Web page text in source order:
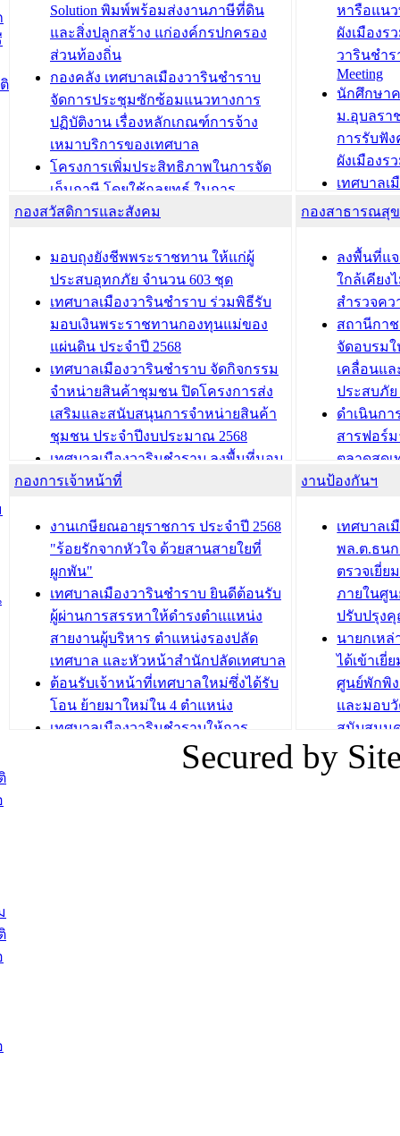
สำนักทะเบียนท้องถิ่นเทศบาลเมือง
วารินชำราบ ดำเนินการมอบทะเบียน
บ้าน ทร.14 และบัตรประจำตัว
ประชาชนบุคคลประเภท 8 แก่บุคคลที่
ได้รับการเพิ่มชื่อในทะเบียนบ้าน
(ท.ร.14) กรณีคนไม่มีสัญชาติไทยได้รับ
อนุญาตให้มีถิ่นที่อยู่
ประชุมคณะกรรมการประเมินผลการ
ควบคุมภายในของ สำนัก/กอง/
โรงเรียน/ศูนย์พัฒนาเด็กเล็ก/สถานธนา
บทความ อื่นๆ ...
ชีวา สร้า
ขับเคลื่อน
“เมืองแห่
บทความ อื่นๆ ...
Solution พิมพ์พร้อมส่งงานภาษีที่ดิน
และสิ่งปลูกสร้าง แก่องค์กรปกครอง
ส่วนท้องถิ่น
กองคลัง เทศบาลเมืองวารินชำราบ
จัดการประชุมซักซ้อมแนวทางการ
ปฏิบัติงาน เรื่องหลักเกณฑ์การจ้าง
เหมาบริการของเทศบาล
โครงการเพิ่มประสิทธิภาพในการจัด
เก็บภาษี โดยใช้กลยุทธ์ ในการ
พัฒนาการจัดเก็บรายได้ ประจำปี พ.ศ.
เทศบาลเมืองวารินชำราบ ร่วมการ
ประชุมวิชาการระดับนานาชาติและ
นิทรรศการด้านนวัตกรรมท้องถิ่น 2568
และรับรางวัลทีมนักวิจัยดีเด่นจาก
นวัตกรรมโครงการทะเบียนภาษีป้าย
ประชุมผู้เช่าอาคารพาณิชย์ บริเวณ
ถนนเกษมสุขและถนนประทุมเทพภักดี
บทความ อื่นๆ ...
หารือแน
ผังเมืองร
วารินชำร
Meeting
นักศึกษา
ม.อุบลรา
การรับฟั
ผังเมืองร
เทศบาลเ
โครงการ
เทศบาล
รับฟังคว
ผังเมือง
วารินชำ
เทศบาล
ซักซ้อมแ
ประโยช
บทความ อื่นๆ ...
กองสวัสดิการและสังคม
มอบถุงยังชีพพระราชทาน ให้แก่ผู้
ประสบอุทกภัย จำนวน 603 ชุด
เทศบาลเมืองวารินชำราบ ร่วมพิธีรับ
มอบเงินพระราชทานกองทุนแม่ของ
แผ่นดิน ประจำปี 2568
เทศบาลเมืองวารินชำราบ จัดกิจกรรม
จำหน่ายสินค้าชุมชน ปิดโครงการส่ง
เสริมและสนับสนุนการจำหน่ายสินค้า
ชุมชน ประจำปีงบประมาณ 2568
เทศบาลเมืองวารินชำราบ ลงพื้นที่มอบ
น้ำดื่มแก่ผู้พักอาศัย ณ ศูนย์พักพิง
กองสวัสดิการสังคม เทศบาลเมือง
วารินชำราบ จัดโครงการอบรมอาชีพ
ระยะสั้น ประจำปี 2568 (หลักสูตรการ
ถักทอผลิตภัณฑ์จากถุงพลาสติก)
บทความ อื่นๆ ...
กองสาธารณสุ
ลงพื้นที่แ
ใกล้เคียง
สำรวจค
สถานีกา
จัดอบรม
เคลื่อนแ
ประสบภั
ดำเนินกา
สารฟอร์
ตลาดสดเ
วารินชำร
ถนนแก่เ
เด็กเล็ก
เทศบาลเ
ปรึกษาห
วัยของอ
บทความ อื่นๆ ...
กองการเจ้าหน้าที่
งานเกษียณอายุราชการ ประจำปี 2568
"ร้อยรักจากหัวใจ ด้วยสานสายใยที่
ผูกพัน"
เทศบาลเมืองวารินชำราบ ยินดีต้อนรับ
ผู้ผ่านการสรรหาให้ดำรงตำแแหน่ง
สายงานผู้บริหาร ตำแหน่งรองปลัด
เทศบาล และหัวหน้าสำนักปลัดเทศบาล
ต้อนรับเจ้าหน้าที่เทศบาลใหม่ซึ่งได้รับ
โอน ย้ายมาใหม่ใน 4 ตำแหน่ง
เทศบาลเมืองวารินชำราบให้การ
ต้อนรับพนักงานเทศบาลผู้ผ่านการ
สรรหาให้ดำรงตำแหน่งสายงานผู้
งานป้องกันฯ
เทศบาลเ
พล.ต.ธน
ตรวจเยี่ย
ภายในศู
ปรับปรุง
นายกเห
ได้เข้าเยี่
ศูนย์พักพิ
และมอบ
สนับสนุน
ภัยน้ำท่วม
ภาพบรร
Secured by